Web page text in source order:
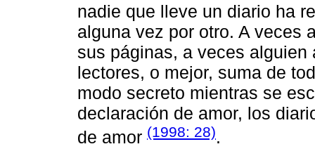
nadie que lleve un diario ha
alguna vez por otro. A veces
sus páginas, a veces
lectores, o mejor, suma de
modo secreto mientras se
declaración de amor, los
de amor (1998: 28).